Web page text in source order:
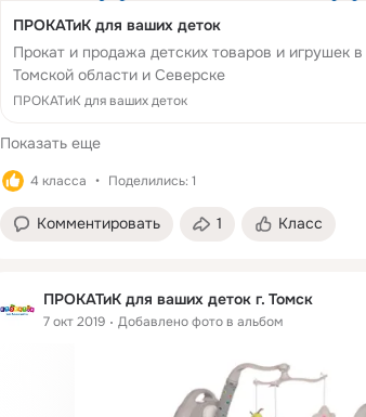
ПРОКАТиК для ваших деток
Прокат и продажа детских товаров и игрушек
Томской области и Северске
ПРОКАТиК для ваших деток
Показать еще
4 класса Поделились: 1
Комментировать 1 Класс
ПРОКАТиК для ваших деток г. Томск
7 окт 2019 Добавлено фото в альбом